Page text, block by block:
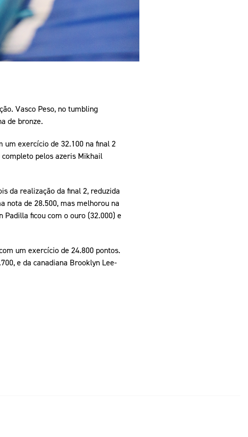
Vasco Peso, no tumbling
de bronze.
um exercício de 32.100 na final 2
pelos azeris Mikhail
da realização da final 2, reduzida
nota de 28.500, mas melhorou na
Padilla ficou com o ouro (32.000) e
um exercício de 24.800 pontos.
e da canadiana Brooklyn Lee-